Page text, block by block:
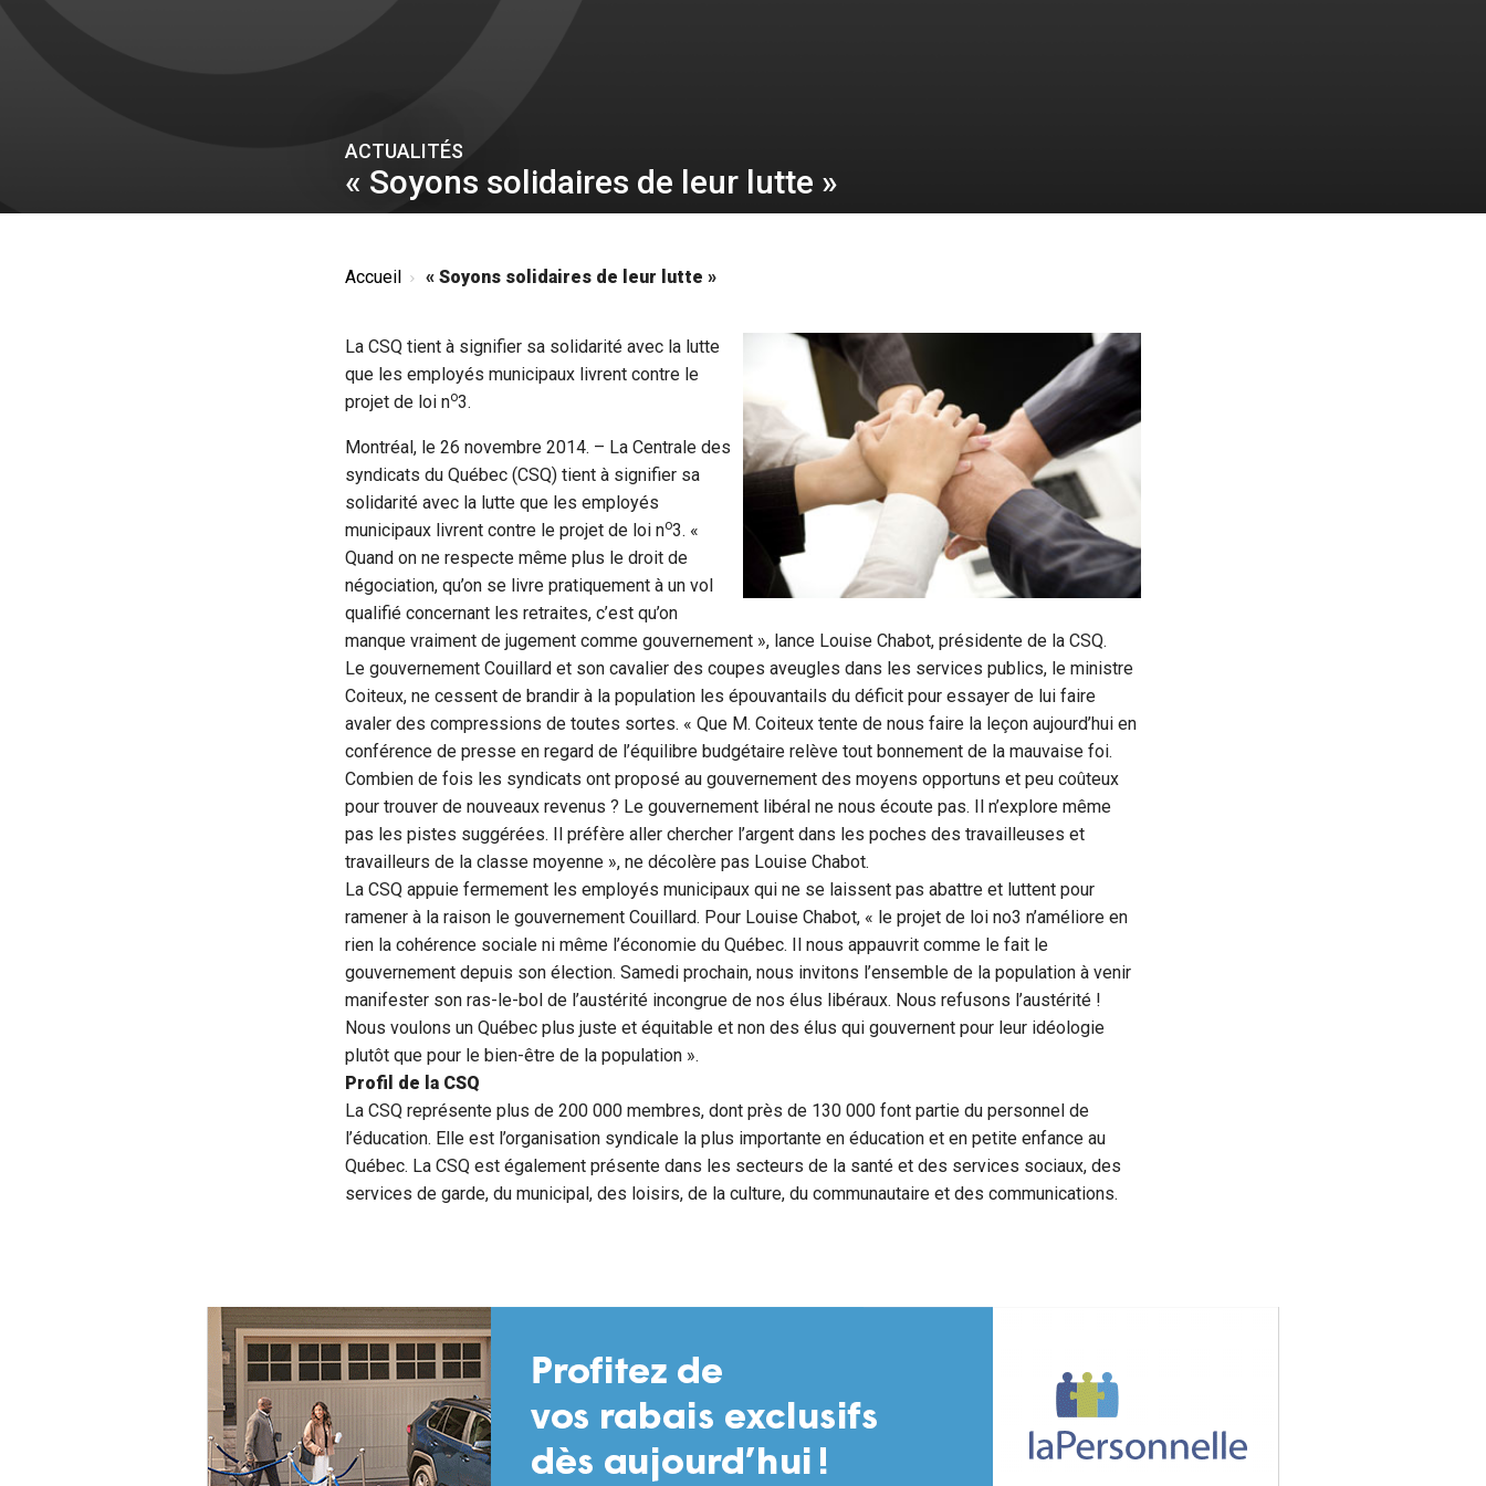
ACTUALITÉS
« Soyons solidaires de leur lutte »
Accueil « Soyons solidaires de leur lutte »
La CSQ tient à signifier sa solidarité avec la lutte
que les employés municipaux livrent contre le
projet de loi no3.
Montréal, le 26 novembre 2014. – La Centrale des
syndicats du Québec (CSQ) tient à signifier sa
solidarité avec la lutte que les employés
municipaux livrent contre le projet de loi no3. «
Quand on ne respecte même plus le droit de
négociation, qu’on se livre pratiquement à un vol
qualifié concernant les retraites, c’est qu’on
manque vraiment de jugement comme gouvernement », lance Louise Chabot, présidente de la CSQ.
Le gouvernement Couillard et son cavalier des coupes aveugles dans les services publics, le ministre
Coiteux, ne cessent de brandir à la population les épouvantails du déficit pour essayer de lui faire
avaler des compressions de toutes sortes. « Que M. Coiteux tente de nous faire la leçon aujourd’hui en
conférence de presse en regard de l’équilibre budgétaire relève tout bonnement de la mauvaise foi.
Combien de fois les syndicats ont proposé au gouvernement des moyens opportuns et peu coûteux
pour trouver de nouveaux revenus ? Le gouvernement libéral ne nous écoute pas. Il n’explore même
pas les pistes suggérées. Il préfère aller chercher l’argent dans les poches des travailleuses et
travailleurs de la classe moyenne », ne décolère pas Louise Chabot.
La CSQ appuie fermement les employés municipaux qui ne se laissent pas abattre et luttent pour
ramener à la raison le gouvernement Couillard. Pour Louise Chabot, « le projet de loi no3 n’améliore en
rien la cohérence sociale ni même l’économie du Québec. Il nous appauvrit comme le fait le
gouvernement depuis son élection. Samedi prochain, nous invitons l’ensemble de la population à venir
manifester son ras-le-bol de l’austérité incongrue de nos élus libéraux. Nous refusons l’austérité !
Nous voulons un Québec plus juste et équitable et non des élus qui gouvernent pour leur idéologie
plutôt que pour le bien-être de la population ».
Profil de la CSQ
La CSQ représente plus de 200 000 membres, dont près de 130 000 font partie du personnel de
l’éducation. Elle est l’organisation syndicale la plus importante en éducation et en petite enfance au
Québec. La CSQ est également présente dans les secteurs de la santé et des services sociaux, des
services de garde, du municipal, des loisirs, de la culture, du communautaire et des communications.